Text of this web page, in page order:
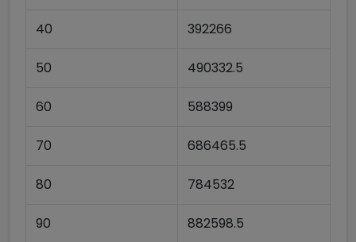
40 392266
50 490332.5
60 588399
70 686465.5
80 784532
90 882598.5